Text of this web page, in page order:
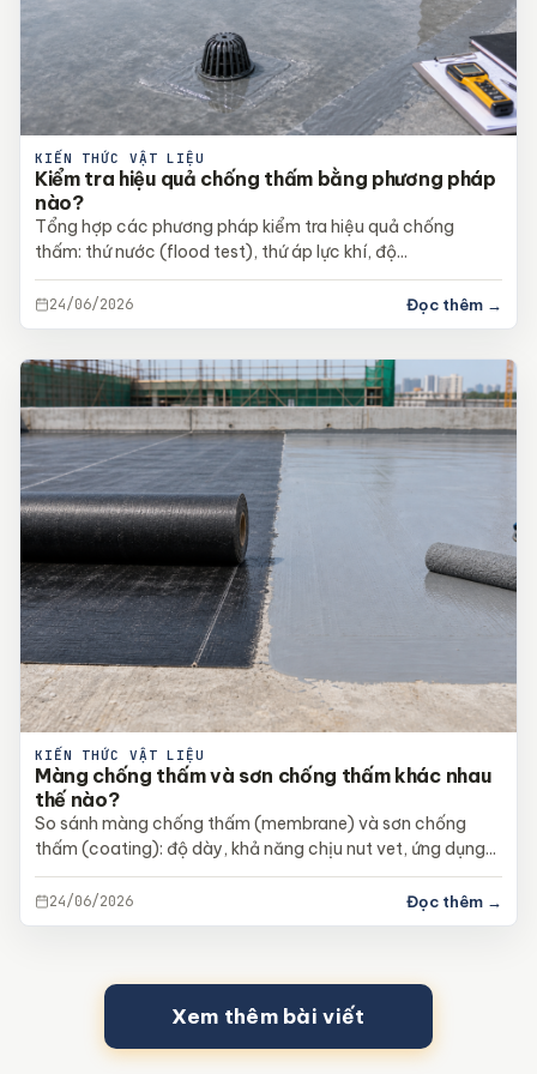
KIẾN THỨC VẬT LIỆU
Kiểm tra hiệu quả chống thấm bằng phương pháp
nào?
Tổng hợp các phương pháp kiểm tra hiệu quả chống
thấm: thứ nước (flood test), thứ áp lực khí, độ...
24/06/2026 Đọc thêm →
KIẾN THỨC VẬT LIỆU
Màng chống thấm và sơn chống thấm khác nhau
thế nào?
So sánh màng chống thấm (membrane) và sơn chống
thấm (coating): độ dày, khả năng chịu nut vet, ứng dụng...
24/06/2026 Đọc thêm →
Xem thêm bài viết